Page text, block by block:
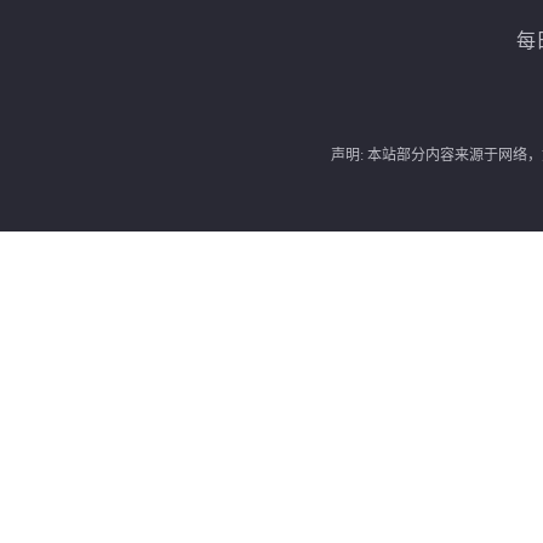
每
声明: 本站部分内容来源于网络